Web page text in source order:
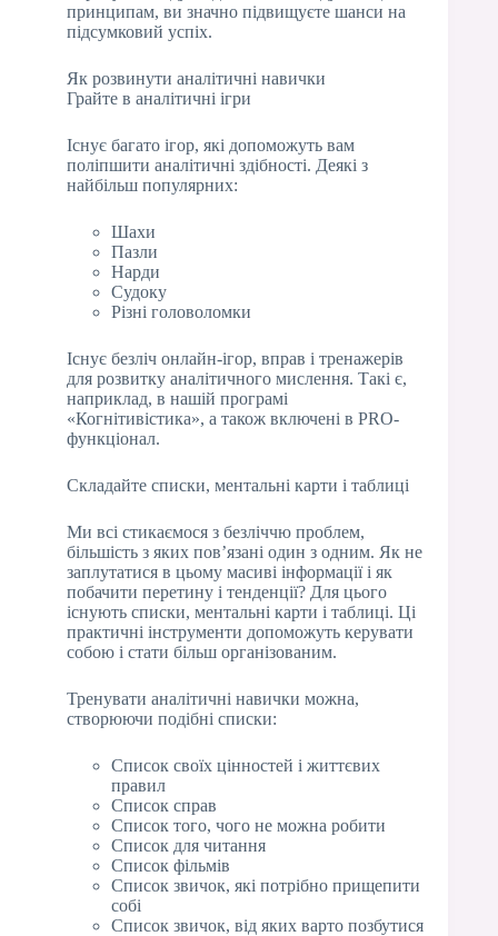
принципам, ви значно підвищуєте шанси на
підсумковий успіх.
Як розвинути аналітичні навички
Грайте в аналітичні ігри
Існує багато ігор, які допоможуть вам
поліпшити аналітичні здібності. Деякі з
найбільш популярних:
Шахи
Пазли
Нарди
Судоку
Різні головоломки
Існує безліч онлайн-ігор, вправ і тренажерів
для розвитку аналітичного мислення. Такі є,
наприклад, в нашій програмі
«Когнітивістика», а також включені в PRO-
функціонал.
Складайте списки, ментальні карти і таблиці
Ми всі стикаємося з безліччю проблем,
більшість з яких пов’язані один з одним. Як не
заплутатися в цьому масиві інформації і як
побачити перетину і тенденції? Для цього
існують списки, ментальні карти і таблиці. Ці
практичні інструменти допоможуть керувати
собою і стати більш організованим.
Тренувати аналітичні навички можна,
створюючи подібні списки:
Список своїх цінностей і життєвих
правил
Список справ
Список того, чого не можна робити
Список для читання
Список фільмів
Список звичок, які потрібно прищепити
собі
Список звичок, від яких варто позбутися